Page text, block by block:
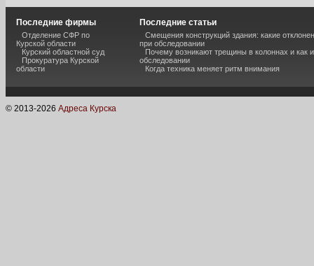
Последние фирмы
Отделение СФР по
Курской области
Курский областной суд
Прокуратура Курской
области
Последние статьи
Смещения конструкций здания: какие
при обследовании
Почему возникают трещины в колоннах и как
обследовании
Когда техника меняет ритм внимания
© 2013-2026 Адреса Курска